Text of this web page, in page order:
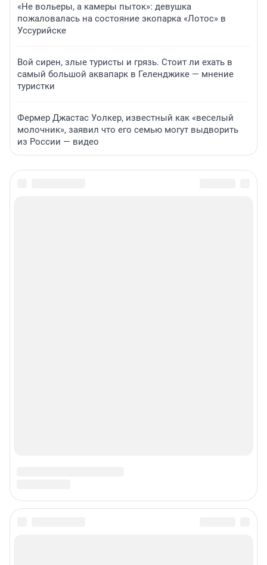
«Не вольеры, а камеры пыток»: девушка
пожаловалась на состояние экопарка «Лотос» в
Уссурийске
Вой сирен, злые туристы и грязь. Стоит ли ехать в
самый большой аквапарк в Геленджике — мнение
туристки
Фермер Джастас Уолкер, известный как «веселый
молочник», заявил что его семью могут выдворить
из России — видео